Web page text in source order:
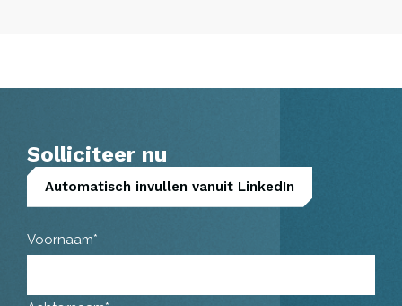
Solliciteer nu
Automatisch invullen vanuit LinkedIn
Voornaam*